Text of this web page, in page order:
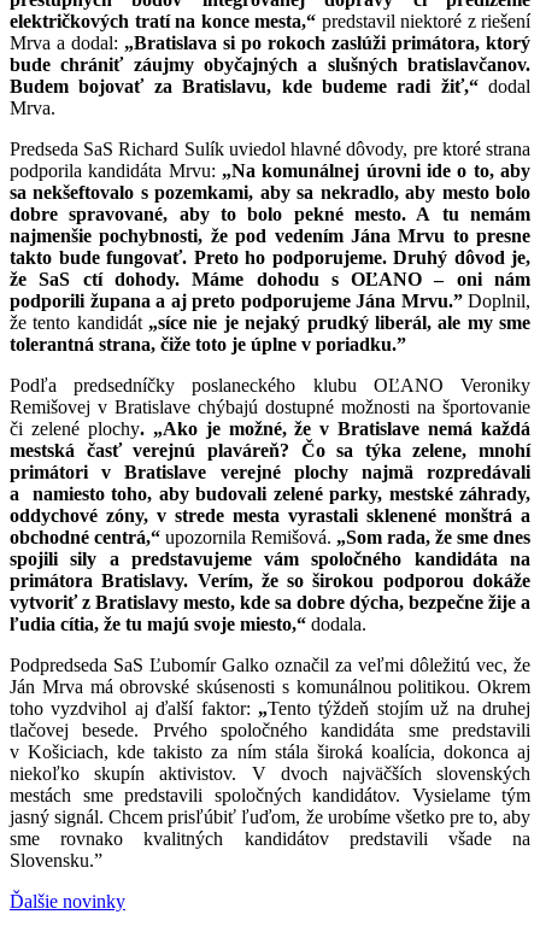
električkových tratí na konce mesta,“ predstavil niektoré z riešení
Mrva a dodal: „Bratislava si po rokoch zaslúži primátora, ktorý
bude chrániť záujmy obyčajných a slušných bratislavčanov.
Budem bojovať za Bratislavu, kde budeme radi žiť,“dodal
Mrva.
Predseda SaS Richard Sulík uviedol hlavné dôvody, pre ktoré strana
podporila kandidáta Mrvu: „Na komunálnej úrovni ide o to, aby
sa nekšeftovalo s pozemkami, aby sa nekradlo, aby mesto bolo
dobre spravované, aby to bolo pekné mesto. A tu nemám
najmenšie pochybnosti, že pod vedením Jána Mrvu to presne
takto bude fungovať. Preto ho podporujeme. Druhý dôvod je,
že SaS ctí dohody. Máme dohodu s OĽANO – oni nám
podporili župana a aj preto podporujeme Jána Mrvu.”Doplnil,
že tento kandidát „síce nie je nejaký prudký liberál, ale my sme
tolerantná strana, čiže toto je úplne v poriadku.”
Podľa predsedníčky poslaneckého klubu OĽANO Veroniky
Remišovej v Bratislave chýbajú dostupné možnosti na športovanie
či zelené plochy. „Ako je možné, že v Bratislave nemá každá
mestská časť verejnú plaváreň? Čo sa týka zelene, mnohí
primátori v Bratislave verejné plochy najmä rozpredávali
a namiesto toho, aby budovali zelené parky, mestské záhrady,
oddychové zóny, v strede mesta vyrastali sklenené monštrá a
obchodné centrá,“ upozornila Remišová. „Som rada, že sme dnes
spojili sily a predstavujeme vám spoločného kandidáta na
primátora Bratislavy. Verím, že so širokou podporou dokáže
vytvoriť z Bratislavy mesto, kde sa dobre dýcha, bezpečne žije a
ľudia cítia, že tu majú svoje miesto,“ dodala.
Podpredseda SaS Ľubomír Galko označil za veľmi dôležitú vec, že
Ján Mrva má obrovské skúsenosti s komunálnou politikou. Okrem
toho vyzdvihol aj ďalší faktor: „Tento týždeň stojím už na druhej
tlačovej besede. Prvého spoločného kandidáta sme predstavili
v Košiciach, kde takisto za ním stála široká koalícia, dokonca aj
niekoľko skupín aktivistov. V dvoch najväčších slovenských
mestách sme predstavili spoločných kandidátov. Vysielame tým
jasný signál. Chcem prisľúbiť ľuďom, že urobíme všetko pre to, aby
sme rovnako kvalitných kandidátov predstavili všade na
Slovensku.”
Ďalšie novinky